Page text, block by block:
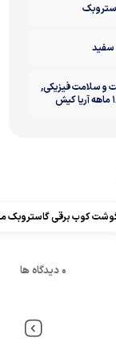
سفید
و سلامت فیزیکی,
کوب برقی گاستروبک مدل
0 دیدگاه ها